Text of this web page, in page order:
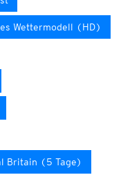
Wettermodell (HD)
Britain (5 Tage)